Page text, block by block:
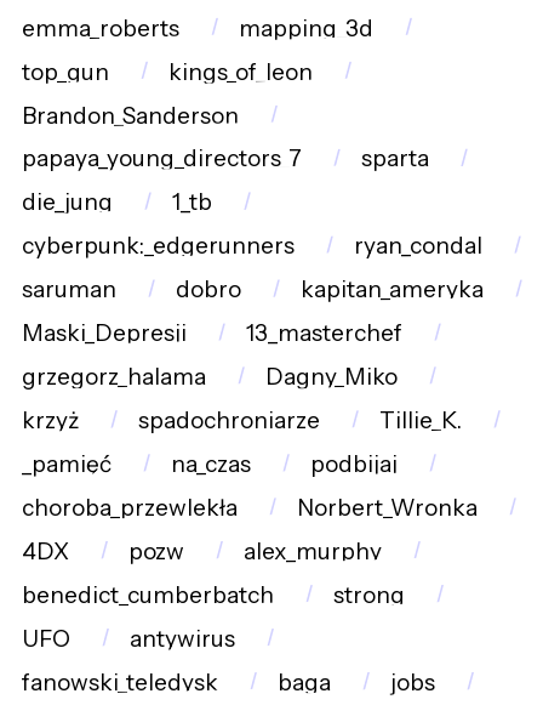
emma_roberts
mapping_3d
top_gun
kings_of_leon
Brandon_Sanderson
papaya_young_directors_7
sparta
die_jung
1_tb
cyberpunk:_edgerunners
ryan_condal
saruman
dobro
kapitan_ameryka
Maski_Depresji
13_masterchef
grzegorz_halama
Dagny_Miko
krzyż
spadochroniarze
Tillie_K.
_pamięć
na_czas
podbijaj
choroba_przewlekła
Norbert_Wronka
4DX
pozw
alex_murphy
benedict_cumberbatch
strong
UFO
antywirus
fanowski_teledysk
baga
jobs